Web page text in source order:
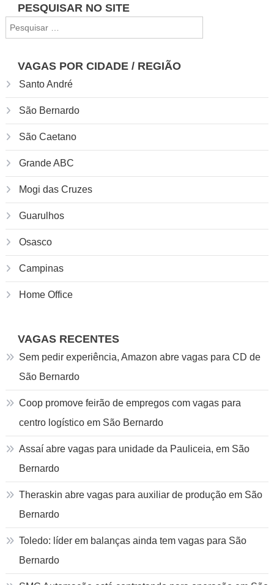
PESQUISAR NO SITE
por:
VAGAS POR CIDADE / REGIÃO
Santo André
São Bernardo
São Caetano
Grande ABC
Mogi das Cruzes
Guarulhos
Osasco
Campinas
Home Office
VAGAS RECENTES
Sem pedir experiência, Amazon abre vagas para CD de
São Bernardo
Coop promove feirão de empregos com vagas para
centro logístico em São Bernardo
Assaí abre vagas para unidade da Pauliceia, em São
Bernardo
Theraskin abre vagas para auxiliar de produção em São
Bernardo
Toledo: líder em balanças ainda tem vagas para São
Bernardo